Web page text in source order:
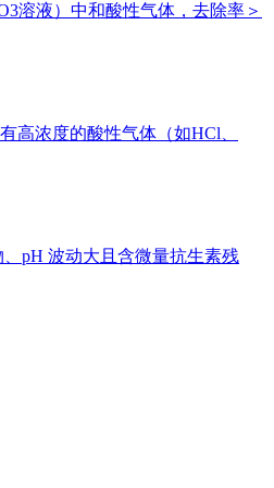
溶液）中和酸性气体，去除率＞
高浓度的酸性气体（如HCl、
pH 波动大且含微量抗生素残